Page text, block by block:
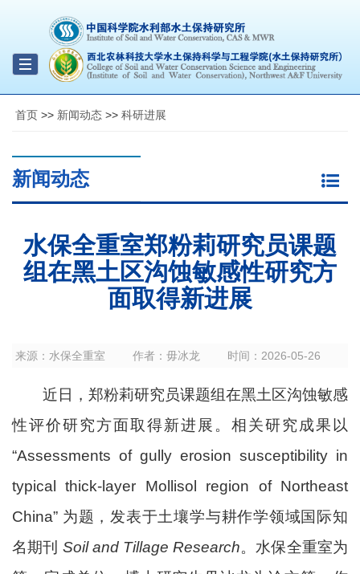
Toggle
navigation
首页 >> 新闻动态 >> 科研进展
新闻动态
水保全重室郑粉莉研究员课题
组在黑土区沟蚀敏感性研究方
面取得新进展
来源： 水保全重室 作者： 毋冰龙 时间： 2026-05-26
近日， 郑粉莉研究员课题组在黑土区沟蚀敏感
性评价研究方面取得新进展。相关研究成果以
“Assessments of gully erosion susceptibility in
typical thick-layer Mollisol region of Northeast
China” 为题，发表于土壤学与耕作学领域国际知
名期刊 Soil and Tillage Research。水保全重室为